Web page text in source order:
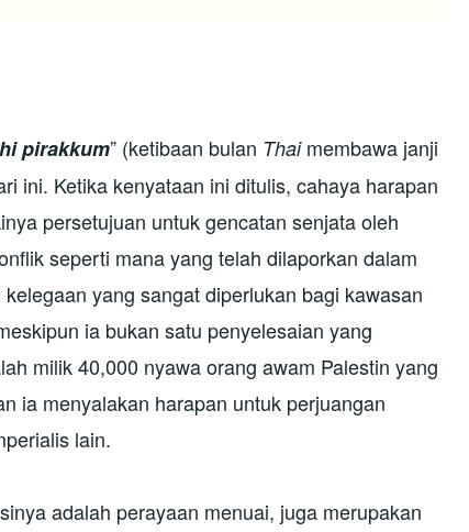
pirakkum” (ketibaan bulan Thai membawa janji
ini. Ketika kenyataan ini ditulis, cahaya harapan
persetujuan untuk gencatan senjata oleh
seperti mana yang telah dilaporkan dalam
yang sangat diperlukan bagi kawasan
ia bukan satu penyelesaian yang
milik 40,000 nyawa orang awam Palestin yang
ia menyalakan harapan untuk perjuangan
lain.
adalah perayaan menuai, juga merupakan